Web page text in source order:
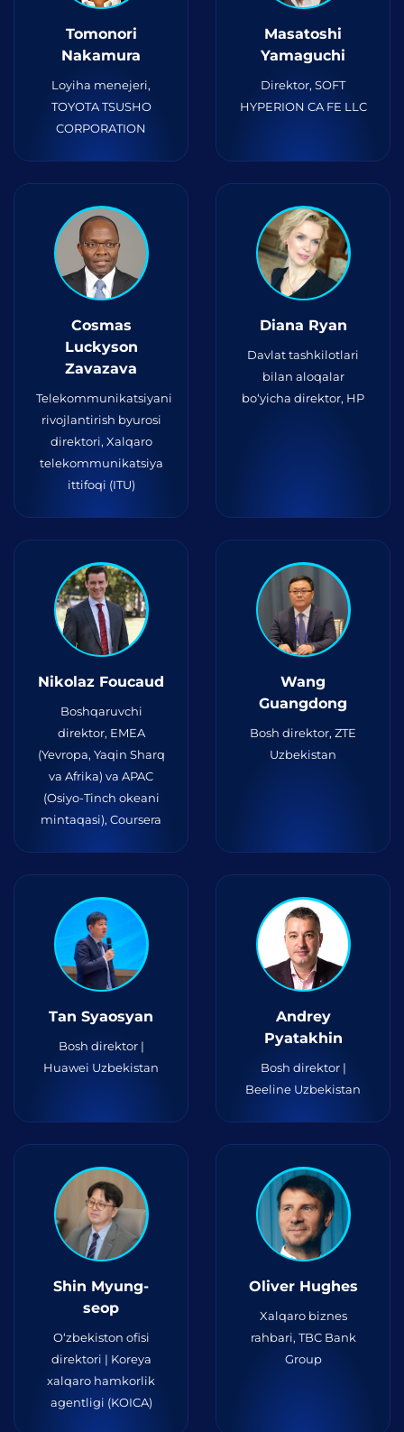
Tomonori
Nakamura
Loyiha menejeri,
TOYOTA TSUSHO
CORPORATION
Masatoshi
Yamaguchi
Direktor, SOFT
HYPERION CA FE LLC
Cosmas
Luckyson
Zavazava
Telekommunikatsiyani
rivojlantirish byurosi
direktori, Xalqaro
telekommunikatsiya
ittifoqi (ITU)
Diana Ryan
Davlat tashkilotlari
bilan aloqalar
bo‘yicha direktor, HP
Nikolaz Foucaud
Boshqaruvchi
direktor, EMEA
(Yevropa, Yaqin Sharq
va Afrika) va APAC
(Osiyo-Tinch okeani
mintaqasi), Coursera
Wang
Guangdong
Bosh direktor, ZTE
Uzbekistan
Tan Syaosyan
Bosh direktor |
Huawei Uzbekistan
Andrey
Pyatakhin
Bosh direktor |
Beeline Uzbekistan
Shin Myung-
seop
O‘zbekiston ofisi
direktori | Koreya
xalqaro hamkorlik
agentligi (KOICA)
Oliver Hughes
Xalqaro biznes
rahbari, TBC Bank
Group